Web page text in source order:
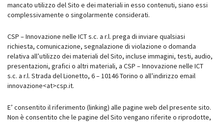
mancato utilizzo del Sito e dei materiali in esso contenuti, siano essi
complessivamente o singolarmente considerati.
CSP – Innovazione nelle ICT s.c. a r.l. prega di inviare qualsiasi
richiesta, comunicazione, segnalazione di violazione o domanda
relativa all’utilizzo dei materiali del Sito, incluse immagini, testi, audio,
presentazioni, grafici o altri materiali, a CSP – Innovazione nelle ICT
s.c. a r.l. Strada del Lionetto, 6 – 10146 Torino o all’indirizzo email
innovazione<at>csp.it.
E’ consentito il riferimento (linking) alle pagine web del presente sito.
Non è consentito che le pagine del Sito vengano riferite o riprodotte,